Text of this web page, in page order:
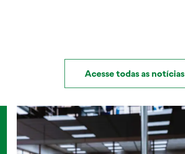
Acesse todas as notícias